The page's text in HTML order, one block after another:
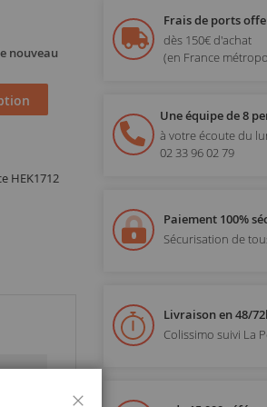
nouveau
HEK1712
Frais de ports
dès 150€ d'achat
(en France
Une équipe de 8
à votre écoute du
02 33 96 02 79
Paiement 100%
Sécurisation de
Livraison en 48/
Colissimo suivi La